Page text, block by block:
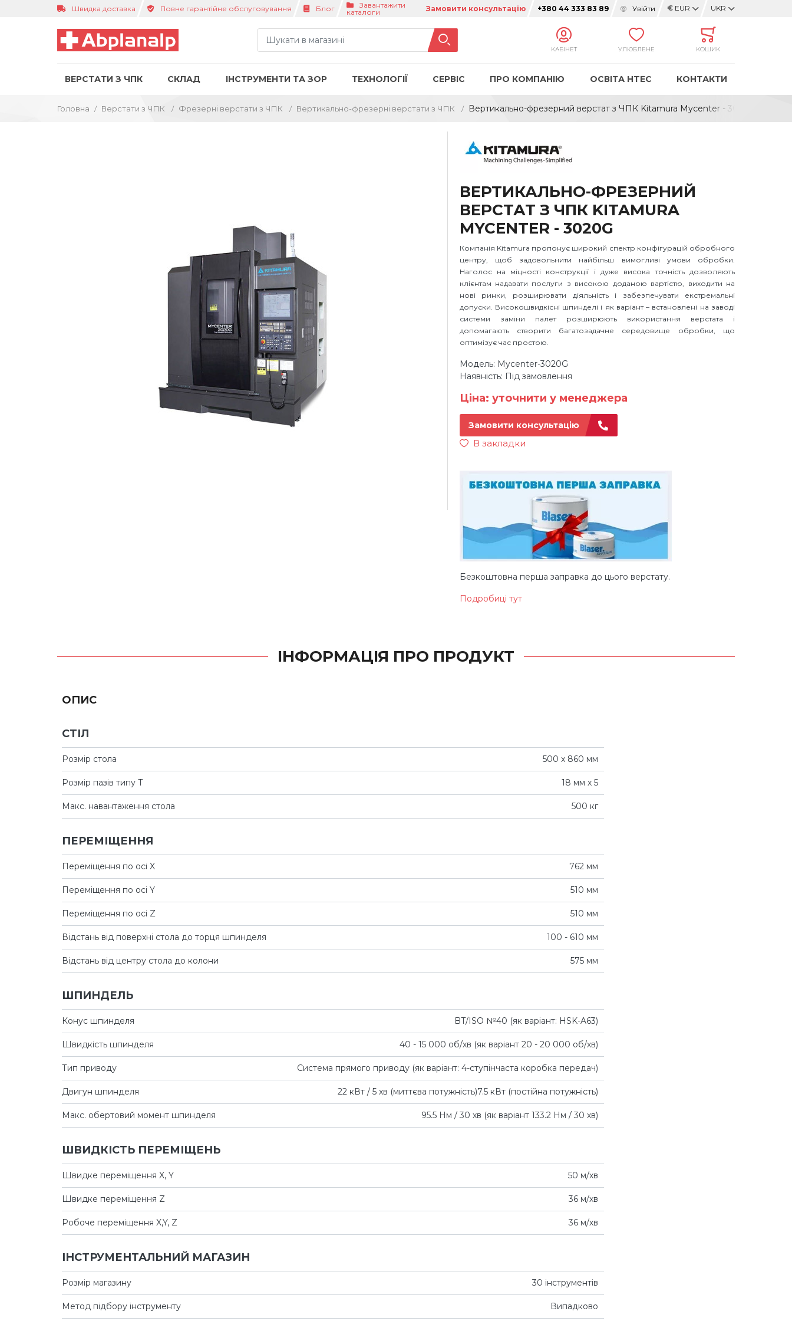
Швидка доставка Повне гарантійне обслуговування Блог
Завантажити
каталоги
Замовити консультацію +380 44 333 83 89 Увійти € EUR UKR
КАБІНЕТ УЛЮБЛЕНЕ КОШИК
ВЕРСТАТИ З ЧПК СКЛАД ІНСТРУМЕНТИ ТА ЗОР ТЕХНОЛОГІЇ СЕРВІС ПРО КОМПАНІЮ ОСВІТА HTEC КОНТАКТИ
Головна Верстати з ЧПК Фрезерні верстати з ЧПК Вертикально-фрезерні верстати з ЧПК Вертикально-фрезерний верстат з ЧПК Kitamura Mycenter - 3020G
ВЕРТИКАЛЬНО-ФРЕЗЕРНИЙ
ВЕРСТАТ З ЧПК KITAMURA
MYCENTER - 3020G
Компанія Kitamura пропонує широкий спектр конфігурацій обробного
центру, щоб задовольнити найбільш вимогливі умови обробки.
Наголос на міцності конструкції і дуже висока точність дозволяють
клієнтам надавати послуги з високою доданою вартістю, виходити на
нові ринки, розширювати діяльність і забезпечувати екстремальні
допуски. Високошвидкісні шпинделі і як варіант – встановлені на заводі
системи заміни палет розширюють використання верстата і
допомагають створити багатозадачне середовище обробки, що
оптимізує час простою.
Модель: Mycenter-3020G
Наявність: Під замовлення
Ціна: уточнити у менеджера
Замовити консультацію
В закладки
Безкоштовна перша заправка до цього верстату.
Подробиці тут
ІНФОРМАЦІЯ ПРО ПРОДУКТ
ОПИС
СТІЛ
Розмір стола 500 x 860 мм
Розмір пазів типу Т 18 мм x 5
Макс. навантаження стола 500 кг
ПЕРЕМІЩЕННЯ
Переміщення по осі X 762 мм
Переміщення по осі Y 510 мм
Переміщення по осі Z 510 мм
Відстань від поверхні стола до торця шпинделя 100 - 610 мм
Відстань від центру стола до колони 575 мм
ШПИНДЕЛЬ
Конус шпинделя BT/ISO №40 (як варіант: HSK-A63)
Швидкість шпинделя 40 - 15 000 об/хв (як варіант 20 - 20 000 об/хв)
Тип приводу Система прямого приводу (як варіант: 4-ступінчаста коробка передач)
Двигун шпинделя 22 кВт / 5 хв (миттєва потужність)7.5 кВт (постійна потужність)
Макс. обертовий момент шпинделя 95.5 Нм / 30 хв (як варіант 133.2 Нм / 30 хв)
ШВИДКІСТЬ ПЕРЕМІЩЕНЬ
Швидке переміщення X, Y 50 м/хв
Швидке переміщення Z 36 м/хв
Робоче переміщення X,Y, Z 36 м/хв
ІНСТРУМЕНТАЛЬНИЙ МАГАЗИН
Розмір магазину 30 інструментів
Метод підбору інструменту Випадково